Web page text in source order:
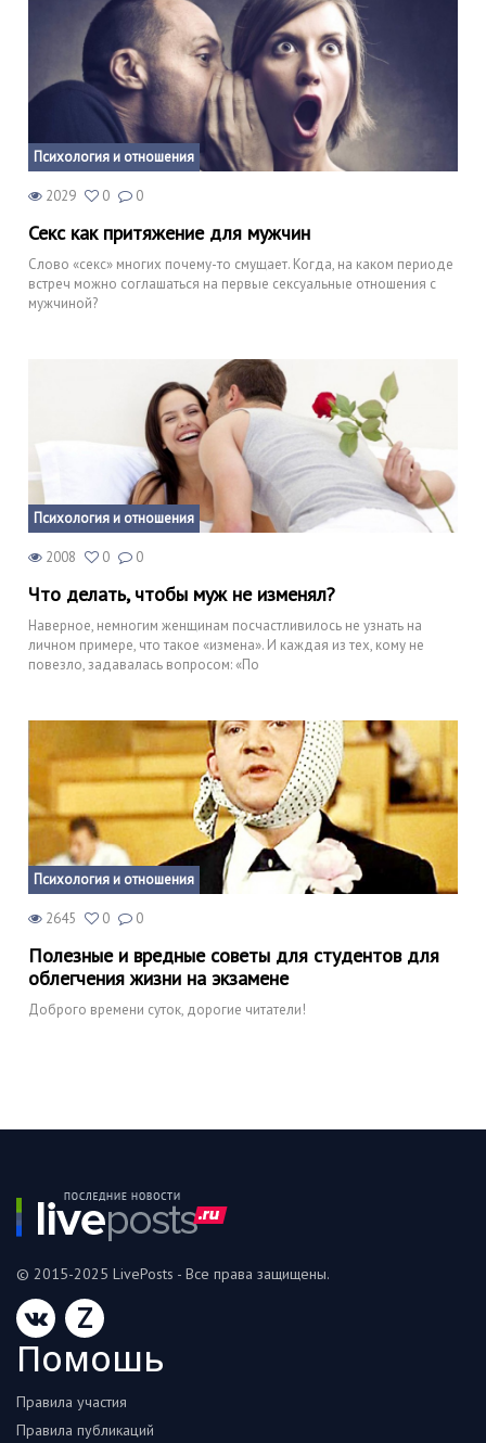
Психология и отношения
2029 0 0
Секс как притяжение для мужчин
Слово «секс» многих почему-то смущает. Когда, на каком периоде
встреч можно соглашаться на первые сексуальные отношения с
мужчиной?
Психология и отношения
2008 0 0
Что делать, чтобы муж не изменял?
Наверное, немногим женщинам посчастливилось не узнать на
личном примере, что такое «измена». И каждая из тех, кому не
повезло, задавалась вопросом: «По
Психология и отношения
2645 0 0
Полезные и вредные советы для студентов для
облегчения жизни на экзамене
Доброго времени суток, дорогие читатели!
© 2015-2025 LivePosts - Все права защищены.
Z
Помошь
Правила участия
Правила публикаций